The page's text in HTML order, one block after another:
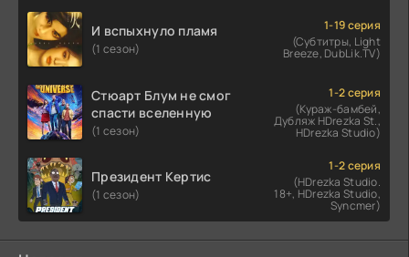
И вспыхнуло пламя
(1 сезон)
1-19 серия
(Субтитры, Light
Breeze, DubLik.TV)
Стюарт Блум не смог
спасти вселенную
(1 сезон)
1-2 серия
(Кураж-бамбей,
Дубляж HDrezka St.,
HDrezka Studio)
Президент Кертис
(1 сезон)
1-2 серия
(HDrezka Studio.
18+, HDrezka Studio,
Syncmer)